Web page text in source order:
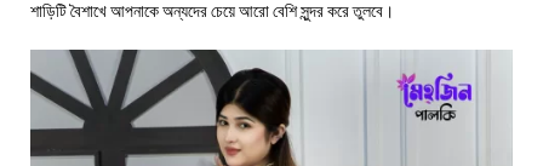
শাড়িটি বৈশাখে আপনাকে অন্যদের চেয়ে আরো বেশি সুন্দর করে তুলবে।